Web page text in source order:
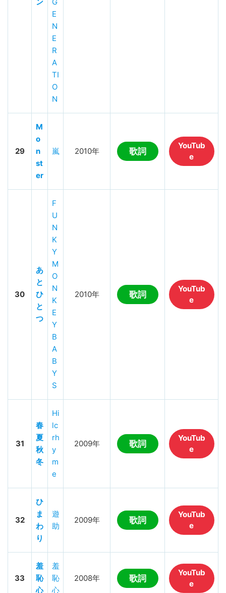
E
N
E
R
A
TI
O
N
29
M
o
n
st
er
嵐 2010年 歌詞
YouTub
e
30
あ
と
ひ
と
つ
F
U
N
K
Y
M
O
N
K
E
Y
B
A
B
Y
S
2010年 歌詞
YouTub
e
31
春
夏
秋
冬
Hi
lc
rh
y
m
e
2009年 歌詞
YouTub
e
32
ひ
ま
わ
り
遊
助
2009年 歌詞
YouTub
e
33
羞
恥
心
羞
恥
心
2008年 歌詞
YouTub
e